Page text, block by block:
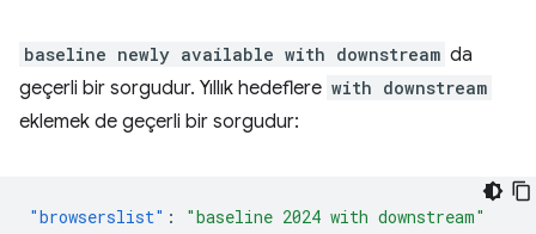
baseline newly available with downstream da
geçerli bir sorgudur. Yıllık hedeflere with downstream
eklemek de geçerli bir sorgudur:
"browserslist" : "baseline 2024 with downstream"